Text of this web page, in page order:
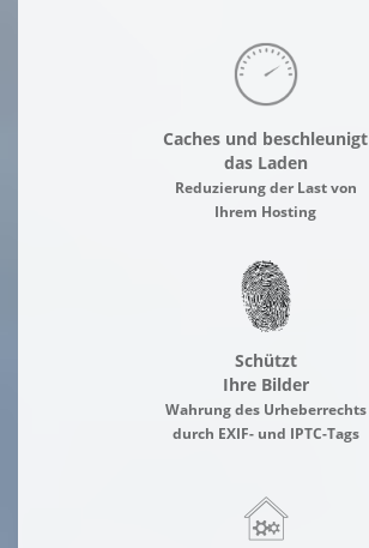
Caches und beschleunigt
das Laden
Reduzierung der Last von
Ihrem Hosting
Schützt
Ihre Bilder
Wahrung des Urheberrechts
durch EXIF- und IPTC-Tags